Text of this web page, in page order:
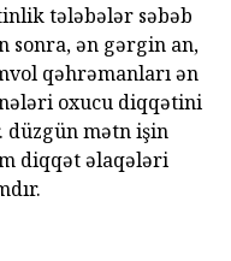
tələbələr səbəb
sonra, ən gərgin an,
qəhrəmanları ən
oxucu diqqətini
mətn işin
diqqət əlaqələri